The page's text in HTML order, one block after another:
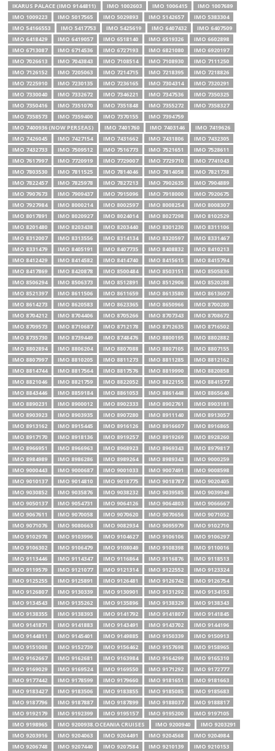
IKARUS PALACE (IMO 9144811)
IMO 1002603 IMO 1006415
IMO 1007689
IMO 1009223
IMO 5017565 IMO 5029893 IMO 5142657
IMO 5383304
IMO 54166553
IMO 5417753 IMO 5425619 IMO 6407432
IMO 6407509
IMO 6418429
IMO 6419057 IMO 6518140 IMO 6519326
IMO 6602898
IMO 6713087
IMO 6714536 IMO 6727193 IMO 6821080
IMO 6920197
IMO 7026613
IMO 7043843 IMO 7108514 IMO 7108930
IMO 7111250
IMO 7126152
IMO 7205063 IMO 7214715 IMO 7218395
IMO 7218826
IMO 7225910
IMO 7230135 IMO 7236165 IMO 7304314
IMO 7320291
IMO 7330040
IMO 7332672 IMO 7346221 IMO 7347536
IMO 7350325
IMO 7350416
IMO 7351070 IMO 7351848 IMO 7355272
IMO 7358327
IMO 7358573
IMO 7359400 IMO 7370155
IMO 7394759
IMO 7400936 (NOW PERSEAS)
IMO 7401760 IMO 7403146
IMO 7419626
IMO 7426045
IMO 7427154 IMO 7431662 IMO 7431806
IMO 7432305
IMO 7432733
IMO 7509512 IMO 7516773 IMO 7521651
IMO 7528611
IMO 7617997
IMO 7720919 IMO 7729007 IMO 7729710
IMO 7741043
IMO 7803530
IMO 7811525 IMO 7814046 IMO 7814058
IMO 7821738
IMO 7822457
IMO 7825978 IMO 7827213 IMO 7902635
IMO 7904889
IMO 7907673
IMO 7909437 IMO 7915096 IMO 7918000
IMO 7920675
IMO 7927984
IMO 8000214 IMO 8002597 IMO 8008254
IMO 8008307
IMO 8017891
IMO 8020927 IMO 8024014 IMO 8027298
IMO 8102529
IMO 8201480
IMO 8203438 IMO 8203440 IMO 8301230
IMO 8311106
IMO 8312007
IMO 8313556 IMO 8314134 IMO 8320597
IMO 8331467
IMO 8331479
IMO 8405191 IMO 8407735 IMO 8408832
IMO 8410213
IMO 8412429
IMO 8414582 IMO 8414740 IMO 8415615
IMO 8415794
IMO 8417869
IMO 8420878 IMO 8500484 IMO 8503151
IMO 8505836
IMO 8506294
IMO 8506373 IMO 8512891 IMO 8512906
IMO 8520288
IMO 8521397
IMO 8611506 IMO 8611659 IMO 8613580
IMO 8613607
IMO 8614273
IMO 8620583 IMO 8623365 IMO 8650966
IMO 8700280
IMO 8704212
IMO 8704406 IMO 8705266 IMO 8707343
IMO 8708672
IMO 8709573
IMO 8710687 IMO 8712178 IMO 8712635
IMO 8716502
IMO 8735730
IMO 8739449 IMO 8748476 IMO 8800195
IMO 8802882
IMO 8802894
IMO 8806204 IMO 8807088 IMO 8807105
IMO 8807155
IMO 8807997
IMO 8810205 IMO 8811273 IMO 8811285
IMO 8812162
IMO 8814744
IMO 8817564 IMO 8817576 IMO 8819990
IMO 8820858
IMO 8821046
IMO 8821759 IMO 8822052 IMO 8822155
IMO 8841577
IMO 8843446
IMO 8859184 IMO 8861053 IMO 8861448
IMO 8865640
IMO 8890231
IMO 8900012 IMO 8902333 IMO 8902761
IMO 8903181
IMO 8903923
IMO 8903935 IMO 8907280 IMO 8911140
IMO 8913057
IMO 8913162
IMO 8915445 IMO 8916126 IMO 8916607
IMO 8916865
IMO 8917170
IMO 8918136 IMO 8919257 IMO 8919269
IMO 8928260
IMO 8966951
IMO 8966963 IMO 8968923 IMO 8969343
IMO 8979817
IMO 8984989
IMO 8986286 IMO 8989264 IMO 8989343
IMO 9000259
IMO 9000443
IMO 9000687 IMO 9001033 IMO 9007491
IMO 9008598
IMO 9010137
IMO 9014810 IMO 9018775 IMO 9018787
IMO 9020405
IMO 9030852
IMO 9035876 IMO 9038232 IMO 9039585
IMO 9039949
IMO 9050137
IMO 9054731 IMO 9064126 IMO 9064803
IMO 9066667
IMO 9067611
IMO 9070058 IMO 9070620 IMO 9070656
IMO 9071052
IMO 9071076
IMO 9080663 IMO 9082934 IMO 9095979
IMO 9102710
IMO 9102978
IMO 9103996 IMO 9104627 IMO 9106106
IMO 9106297
IMO 9106302
IMO 9106479 IMO 9108049 IMO 9108398
IMO 9110016
IMO 9113446
IMO 9114347 IMO 9116864 IMO 9116876
IMO 9118513
IMO 9119579
IMO 9121077 IMO 9121314 IMO 9122552
IMO 9123324
IMO 9125255
IMO 9125891 IMO 9126481 IMO 9126742
IMO 9126754
IMO 9126807
IMO 9130339 IMO 9130901 IMO 9131292
IMO 9134153
IMO 9134543
IMO 9135262 IMO 9135896 IMO 9138329
IMO 9138343
IMO 9138355
IMO 9138393 IMO 9141792 IMO 9141807
IMO 9141845
IMO 9141871
IMO 9141883 IMO 9143491 IMO 9143702
IMO 9144196
IMO 9144811
IMO 9145401 IMO 9149885 IMO 9150339
IMO 9150913
IMO 9151008
IMO 9152739 IMO 9156462 IMO 9157698
IMO 9158965
IMO 9162667
IMO 9162681 IMO 9163984 IMO 9164299
IMO 9165310
IMO 9169029
IMO 9169524 IMO 9169550 IMO 9171292
IMO 9172777
IMO 9177442
IMO 9178599 IMO 9179660 IMO 9181651
IMO 9181663
IMO 9183427
IMO 9183506 IMO 9183855 IMO 9185085
IMO 9185683
IMO 9187796
IMO 9187887 IMO 9187899 IMO 9188037
IMO 9188817
IMO 9192179
IMO 9192399 IMO 9195157 IMO 9195200
IMO 9197105
IMO 9198965
IMO 9200938.OCEANIA CRUISES IMO 9200940
IMO 9203291
IMO 9203916
IMO 9204063 IMO 9204491 IMO 9204568
IMO 9204984
IMO 9206748
IMO 9207440 IMO 9207584 IMO 9210139
IMO 9210153